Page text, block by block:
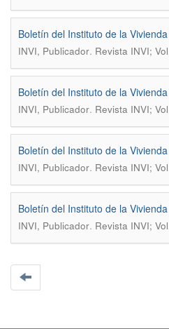
Boletín del Instituto de la
INVI, Publicador. Revista INVI;
Boletín del Instituto de la
INVI, Publicador. Revista INVI;
Boletín del Instituto de la
INVI, Publicador. Revista INVI;
Boletín del Instituto de la Vivienda
INVI, Publicador. Revista INVI;